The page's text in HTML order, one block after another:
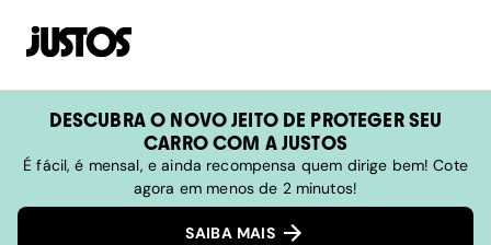
DESCUBRA O NOVO JEITO DE PROTEGER SEU
CARRO COM A JUSTOS
É fácil, é mensal, e ainda recompensa quem dirige bem! Cote
agora em menos de 2 minutos!
SAIBA MAIS